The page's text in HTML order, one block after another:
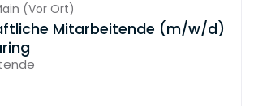
(Vor Ort)
Mitarbeitende (m/w/d)